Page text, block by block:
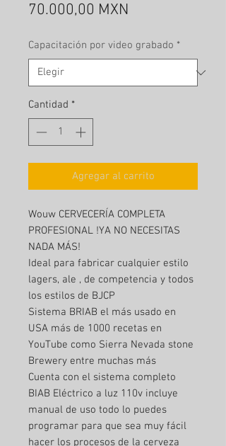
70.000,00 MXN
oferta
Capacitación por video grabado *
Cantidad *
Agregar al carrito
Wouw CERVECERÍA COMPLETA
PROFESIONAL !YA NO NECESITAS
NADA MÁS!
Ideal para fabricar cualquier estilo
lagers, ale , de competencia y todos
los estilos de BJCP
Sistema BRIAB el más usado en
USA más de 1000 recetas en
YouTube como Sierra Nevada stone
Brewery entre muchas más
Cuenta con el sistema completo
BIAB Eléctrico a luz 110v incluye
manual de uso todo lo puedes
programar para que sea muy fácil
hacer los procesos de la cerveza